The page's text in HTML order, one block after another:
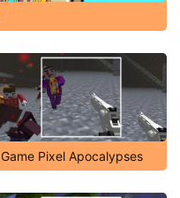
Game Pixel Apocalypses